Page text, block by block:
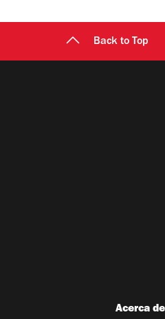
Back to Top
Acerca